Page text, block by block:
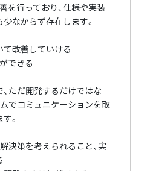
を行っており、仕様や実装
なからず存在します。
改善していける
できる
ただ開発するだけではな
でコミュニケーションを取
。
決策を考えられること、実